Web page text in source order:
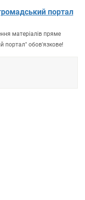
портал
матеріалів пряме
портал" обов'язкове!